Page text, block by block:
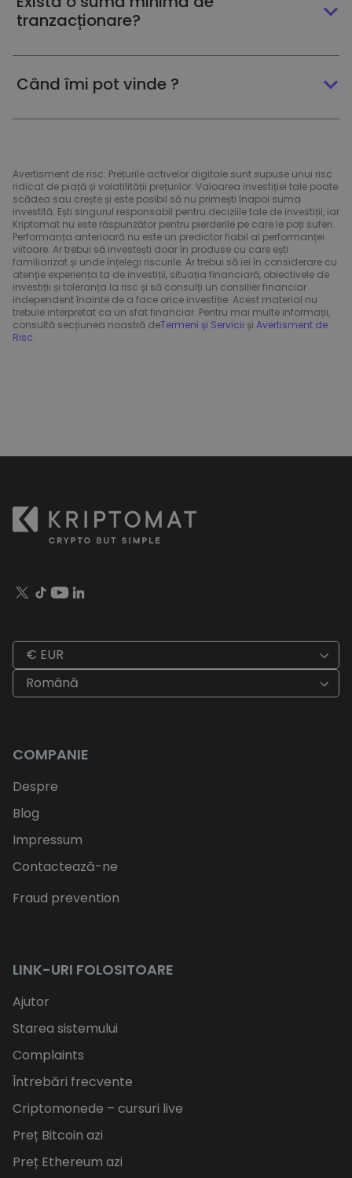
tranzacționare?
Când îmi pot vinde ?
Avertisment de risc: Prețurile activelor digitale sunt supuse unui risc
ridicat de piață și volatilității prețurilor. Valoarea investiției tale poate
scădea sau crește și este posibil să nu primești înapoi suma
investită. Ești singurul responsabil pentru deciziile tale de investiții, iar
Kriptomat nu este răspunzător pentru pierderile pe care le poți suferi.
Performanța anterioară nu este un predictor fiabil al performanței
viitoare. Ar trebui să investești doar în produse cu care ești
familiarizat și unde înțelegi riscurile. Ar trebui să iei în considerare cu
atenție experiența ta de investiții, situația financiară, obiectivele de
investiții și toleranța la risc și să consulți un consilier financiar
independent înainte de a face orice investiție. Acest material nu
trebuie interpretat ca un sfat financiar. Pentru mai multe informații,
consultă secțiunea noastră deTermeni și Servicii și Avertisment de
Risc.
€ EUR
Română
COMPANIE
Despre
Blog
Impressum
Contactează-ne
Fraud prevention
LINK-URI FOLOSITOARE
Ajutor
Starea sistemului
Complaints
Întrebări frecvente
Criptomonede – cursuri live
Preț Bitcoin azi
Preț Ethereum azi